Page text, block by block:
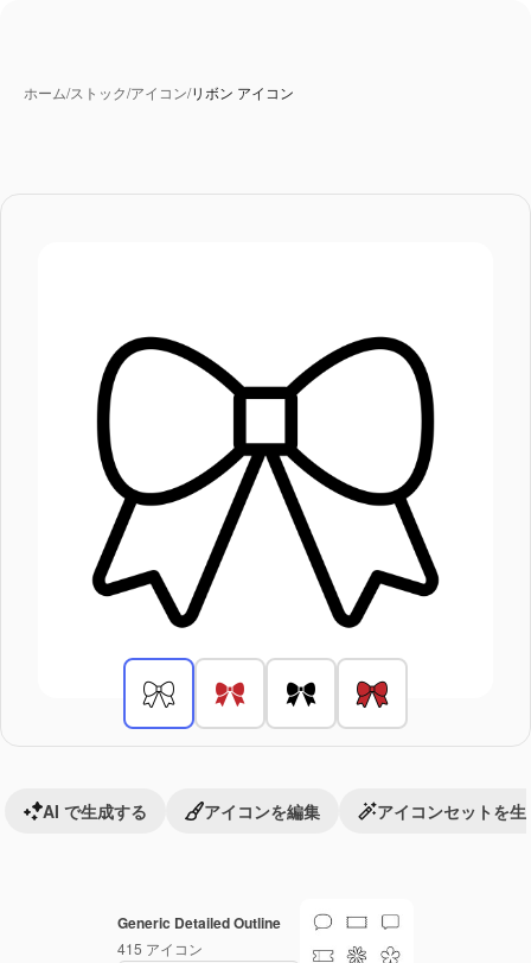
ホーム/ストック/アイコン/リボン アイコン
Generic Detailed Outline
415 アイコン
AI で生成する アイコンを編集 アイコンセットを生